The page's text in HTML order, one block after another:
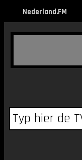
Nederland.FM